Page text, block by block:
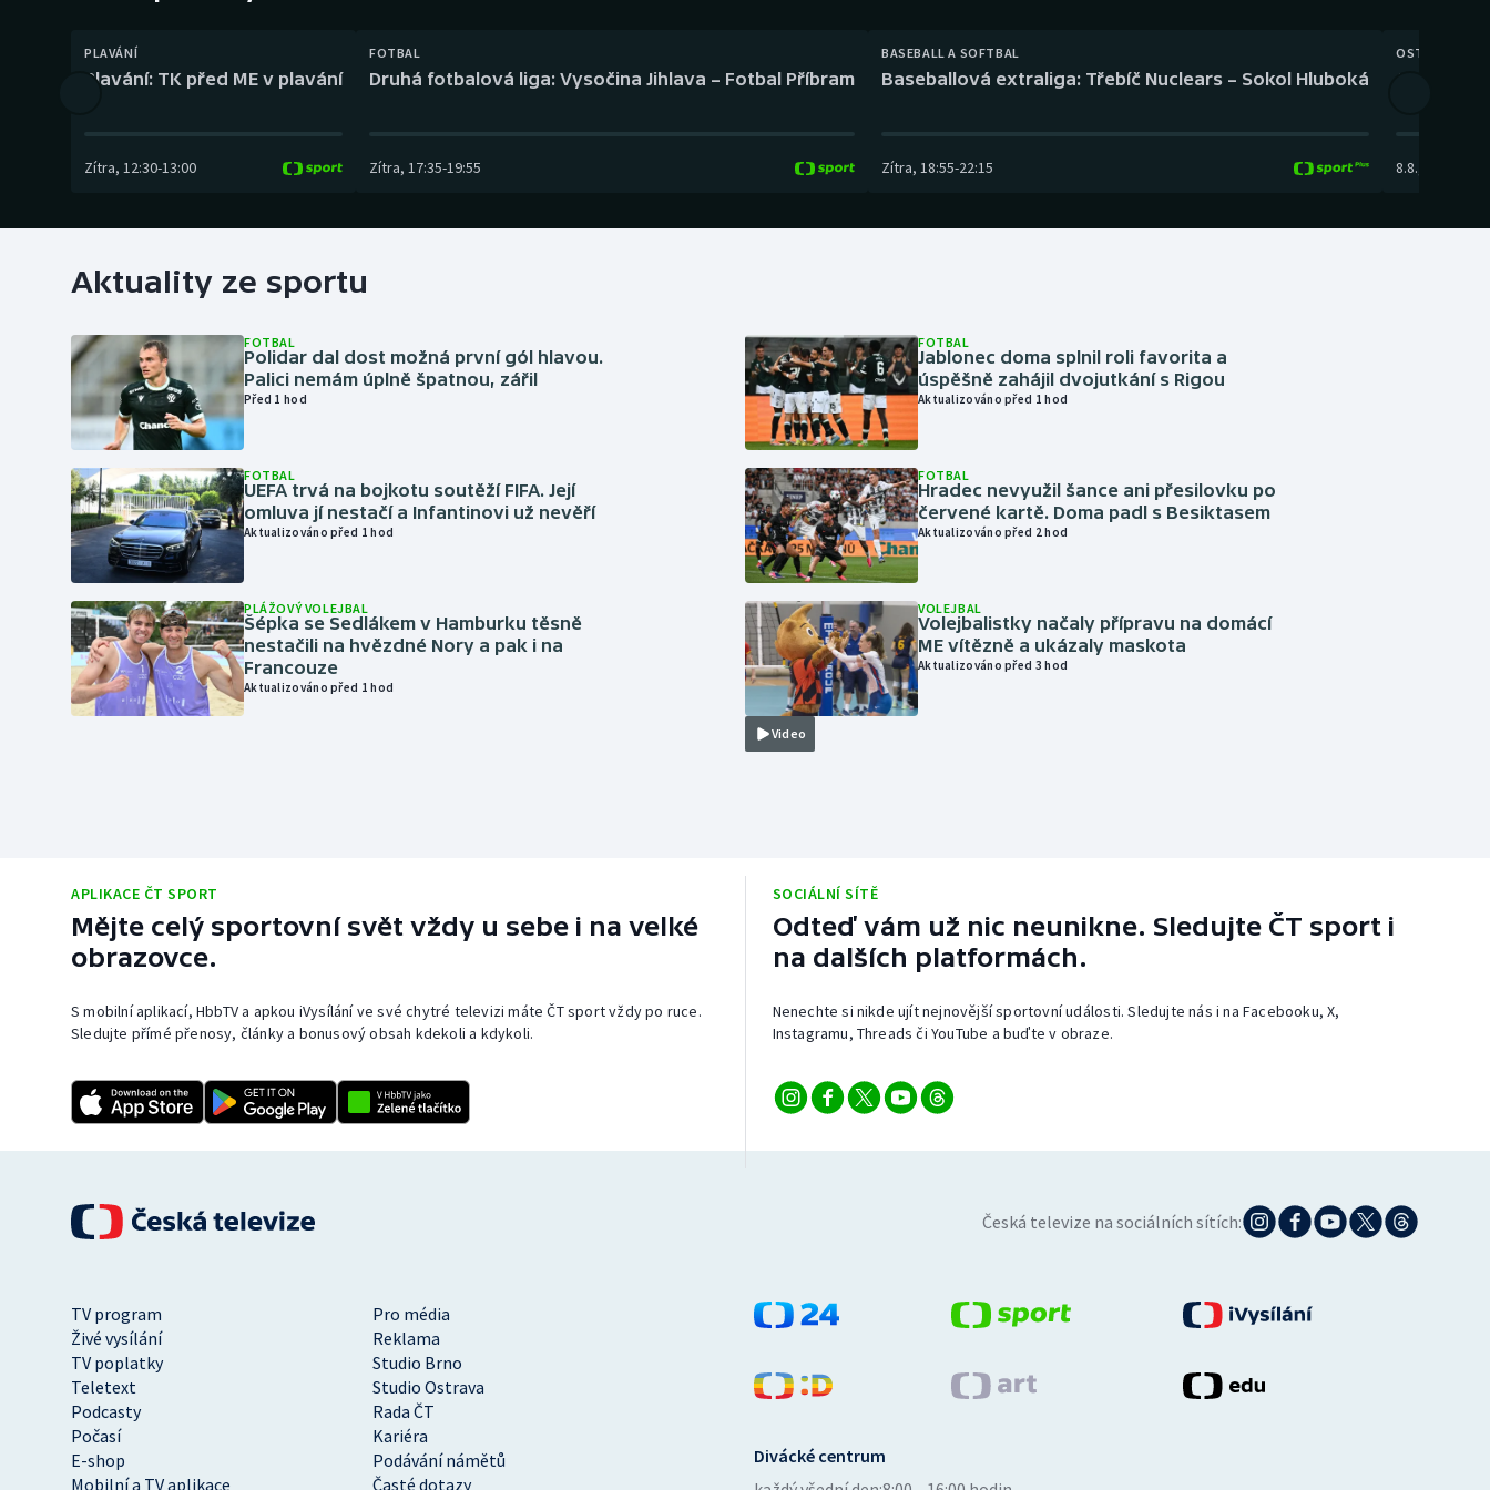
Dostihy
Futsal
Gymnastika
Veslování
Volejbal
PLAVÁNÍ
Plavání: TK před ME v plavání
Zítra, 12:30-13:00
FOTBAL
Druhá fotbalová liga: Vysočina Jihlava – Fotbal Příbram
Zítra, 17:35-19:55
BASEBALL A SOFTBAL
Baseballová extraliga: Třebíč Nuclears – Sokol Hluboká
Zítra, 18:55-22:15
OSTATNÍ
8.8.
Aktuality ze sportu
FOTBAL
Polidar dal dost možná první gól hlavou.
Palici nemám úplně špatnou, zářil
Před 1 hod
FOTBAL
UEFA trvá na bojkotu soutěží FIFA. Její
omluva jí nestačí a Infantinovi už nevěří
Aktualizováno před 1 hod
PLÁŽOVÝ VOLEJBAL
Šépka se Sedlákem v Hamburku těsně
nestačili na hvězdné Nory a pak i na
Francouze
Aktualizováno před 1 hod
FOTBAL
Jablonec doma splnil roli favorita a
úspěšně zahájil dvojutkání s Rigou
Aktualizováno před 1 hod
FOTBAL
Hradec nevyužil šance ani přesilovku po
červené kartě. Doma padl s Besiktasem
Aktualizováno před 2 hod
Video
VOLEJBAL
Volejbalistky načaly přípravu na domácí
ME vítězně a ukázaly maskota
Aktualizováno před 3 hod
APLIKACE ČT SPORT
Mějte celý sportovní svět vždy u sebe i na velké
obrazovce.
S mobilní aplikací, HbbTV a apkou iVysílání ve své chytré televizi máte ČT sport vždy po ruce.
Sledujte přímé přenosy, články a bonusový obsah kdekoli a kdykoli.
SOCIÁLNÍ SÍTĚ
Odteď vám už nic neunikne. Sledujte ČT sport i
na dalších platformách.
Nenechte si nikde ujít nejnovější sportovní události. Sledujte nás i na Facebooku, X,
Instagramu, Threads či YouTube a buďte v obraze.
Česká televize na sociálních sítích:
TV program
Pro média
Živé vysílání
Reklama
TV poplatky
Studio Brno
Teletext
Studio Ostrava
Podcasty
Rada ČT
Počasí
Kariéra
E-shop
Podávání námětů
Mobilní a TV aplikace
Časté dotazy
Divácké centrum